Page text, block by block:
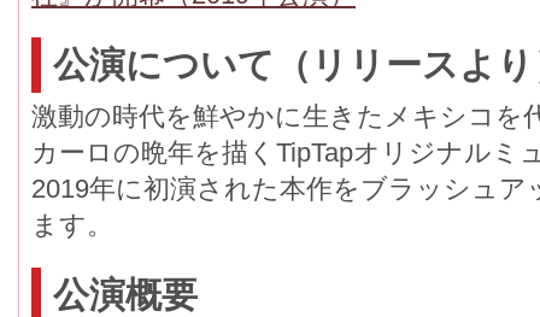
公演について（リリースよ
激動の時代を鮮やかに生きたメキシコを
カーロの晩年を描くTipTapオリジナルミ
2019年に初演された本作をブラッシュ
ます。
公演概要